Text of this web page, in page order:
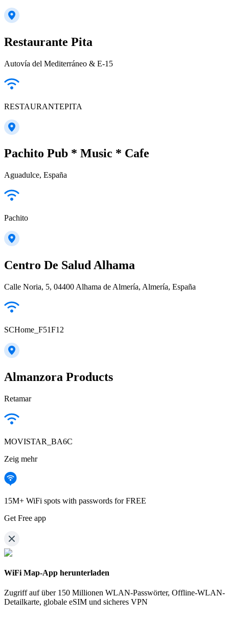
Restaurante Pita
Autovía del Mediterráneo & E-15
RESTAURANTEPITA
Pachito Pub * Music * Cafe
Aguadulce, España
Pachito
Centro De Salud Alhama
Calle Noria, 5, 04400 Alhama de Almería, Almería, España
SCHome_F51F12
Almanzora Products
Retamar
MOVISTAR_BA6C
Zeig mehr
15M+ WiFi spots with passwords for FREE
Get Free app
WiFi Map-App herunterladen
Zugriff auf über 150 Millionen WLAN-Passwörter, Offline-WLAN-
Detailkarte, globale eSIM und sicheres VPN